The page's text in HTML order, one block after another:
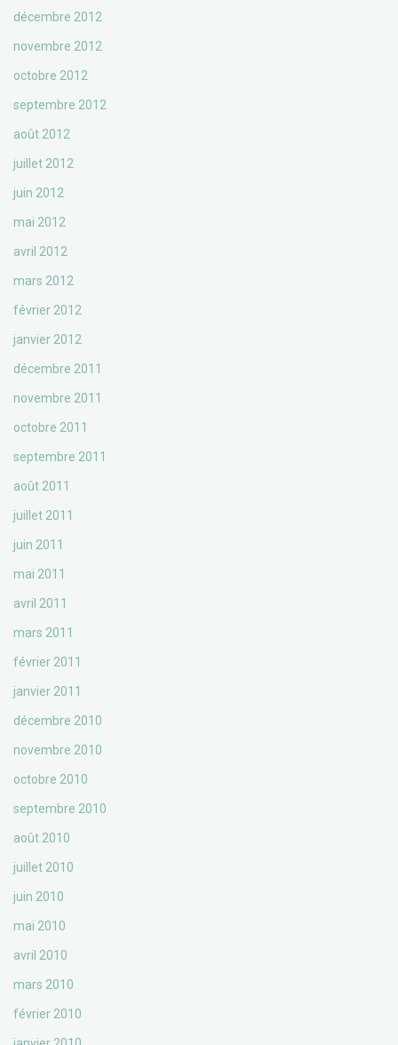
décembre 2012
novembre 2012
octobre 2012
septembre 2012
août 2012
juillet 2012
juin 2012
mai 2012
avril 2012
mars 2012
février 2012
janvier 2012
décembre 2011
novembre 2011
octobre 2011
septembre 2011
août 2011
juillet 2011
juin 2011
mai 2011
avril 2011
mars 2011
février 2011
janvier 2011
décembre 2010
novembre 2010
octobre 2010
septembre 2010
août 2010
juillet 2010
juin 2010
mai 2010
avril 2010
mars 2010
février 2010